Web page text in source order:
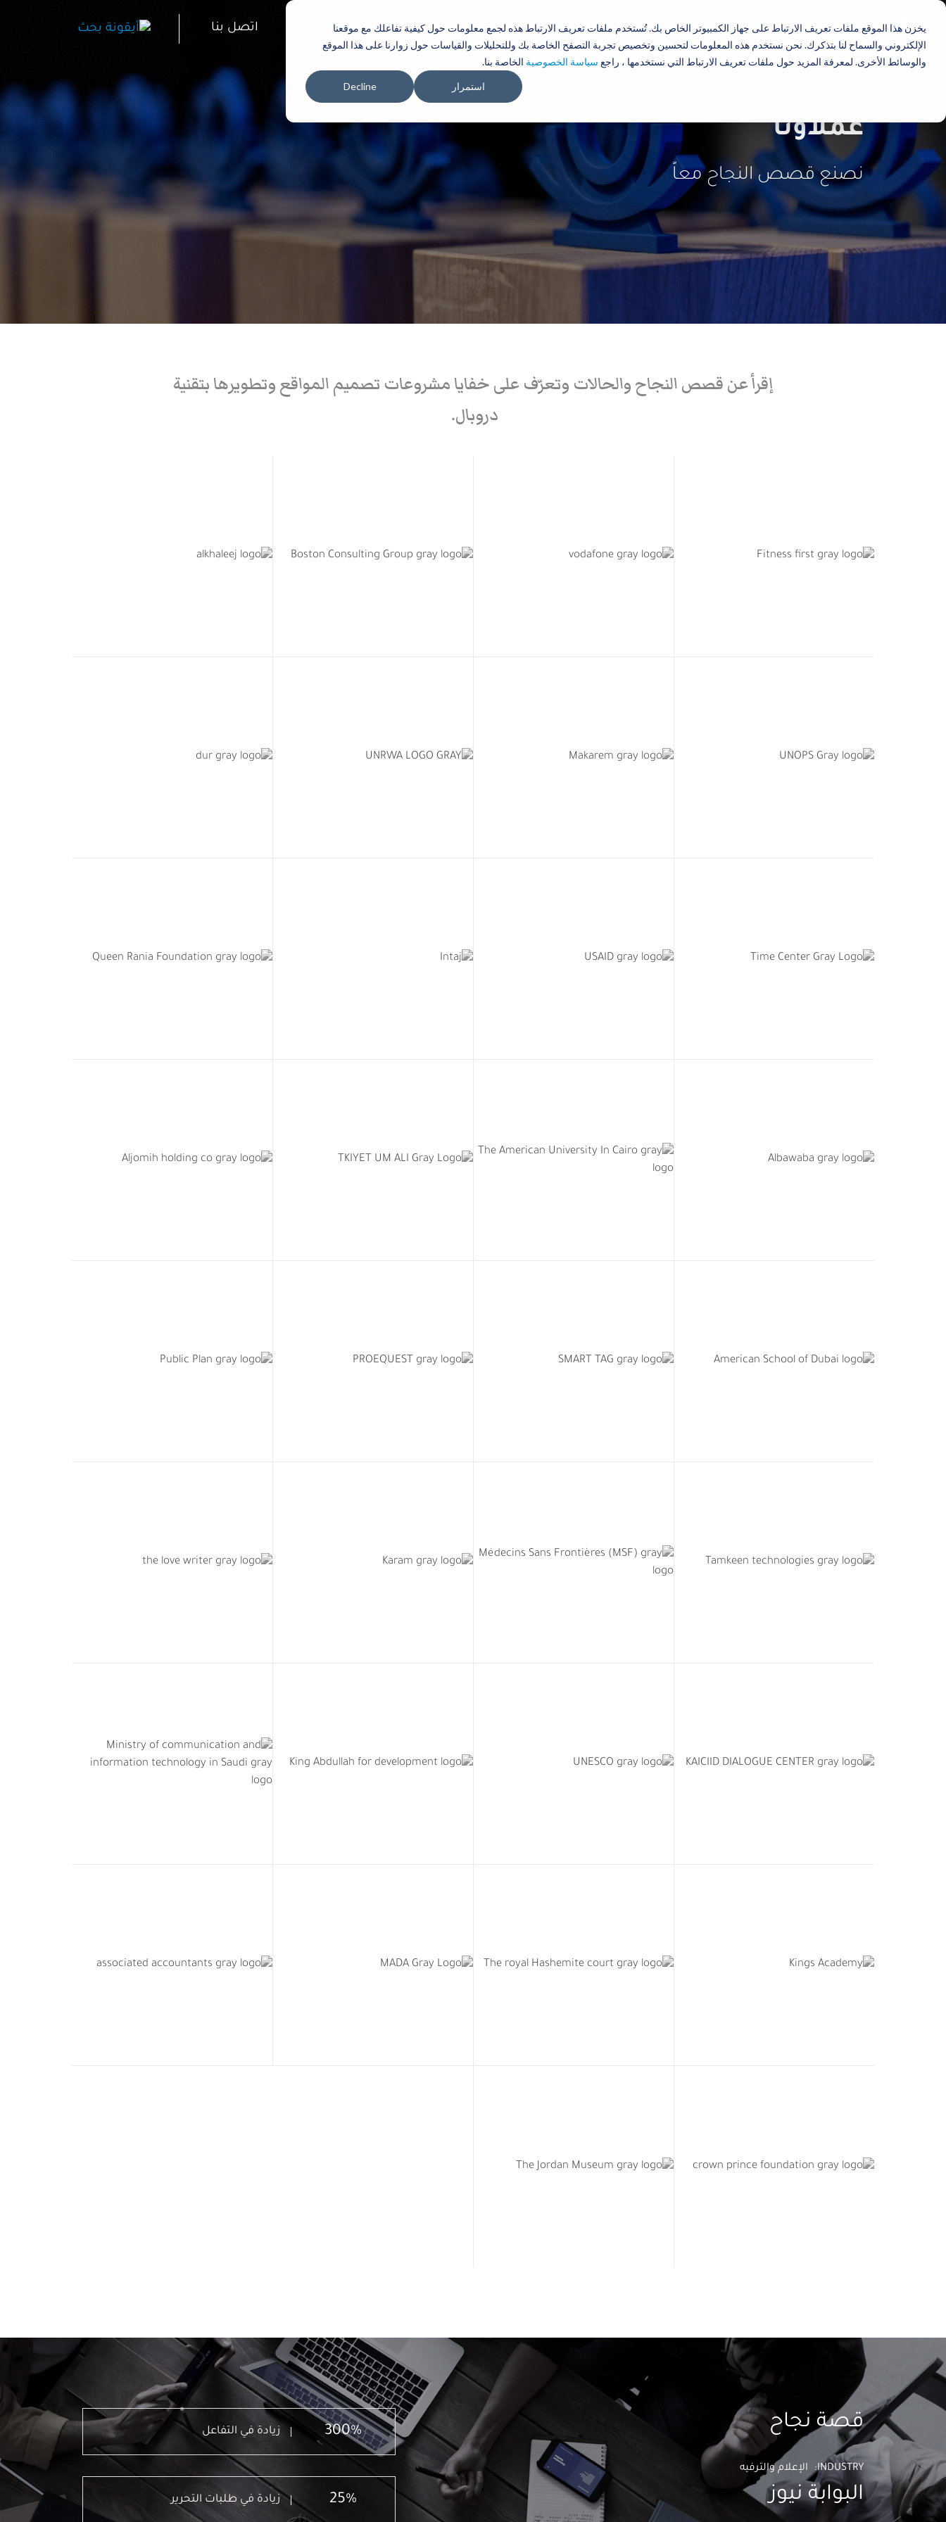
يخزن هذا الموقع ملفات تعريف الارتباط على جهاز الكمبيوتر الخاص بك. تُستخدم ملفات تعريف الارتباط هذه لجمع معلومات حول كيفية تفاعلك مع موقعنا
الإلكتروني والسماح لنا بتذكرك. نحن نستخدم هذه المعلومات لتحسين وتخصيص تجربة التصفح الخاصة بك وللتحليلات والقياسات حول زوارنا على هذا الموقع
والوسائط الأخرى. لمعرفة المزيد حول ملفات تعريف الارتباط التي نستخدمها ، راجع سياسة الخصوصية الخاصة بنا.
استمرار Decline
إلى
المحتوى
الرئيسي
حلول الأعمال خدماتنا عملاؤنا أفكار اتصل بنا
عملاؤنا
نصنع قصص النجاح معاً
إقرأ عن قصص النجاح والحالات وتعرّف على خفايا مشروعات تصميم المواقع وتطويرها بتقنية
دروبال.
قصة نجاح
INDUSTRY الإعلام والترفيه
البوابة نيوز
300% زيادة في التفاعل
25% زيادة في طلبات التحرير